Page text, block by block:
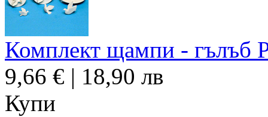
Комплект щампи - гълъб
9,66 € | 18,90 лв
Купи